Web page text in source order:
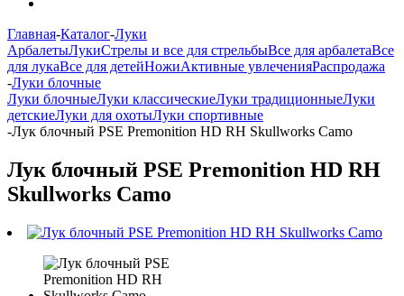
Главная-Каталог-Луки
АрбалетыЛукиСтрелы и все для стрельбыВсе для арбалетаВсе
для лукаВсе для детейНожиАктивные увлеченияРаспродажа
-Луки блочные
Луки блочныеЛуки классическиеЛуки традиционныеЛуки
детскиеЛуки для охотыЛуки спортивные
-Лук блочный PSE Premonition HD RH Skullworks Camo
Лук блочный PSE Premonition HD RH
Skullworks Camo